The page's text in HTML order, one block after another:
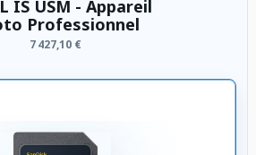
IS USM - Appareil
Professionnel
7 427,10 €